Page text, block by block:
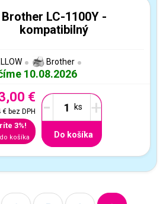
Brother LC-1100Y -
kompatibilný
Brother
10.08.2026
€
€bez DPH
3%!
košíka
- +
Do košíka